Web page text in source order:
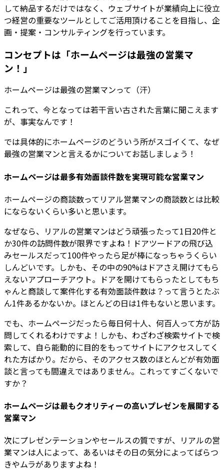
して納品するだけではなく、ウェブサイトが業績向上に役立
つ経営の重要なツールとしてご活用頂けることを目指し、企
画・提案・コンサルティングを行っています。
コンセプトは「ホームページは最強の営業マ
ン！」
ホームページは最強の営業マンって（汗）
これって、今となっては若干言い古された言葉に聞こえます
が、事実なんです！
では具体的にホームページのどういう所がスゴイくて、なぜ
最強の営業マンと言えるかについてお話しましょう！
ホームページは最多有効面談件数を実現可能な営業マン
ホームページの商談数ってリアル営業マンの商談数とは比較
にならないくらい多いと思います。
なぜなら、リアルの営業マンはどう頑張ったって1日20件と
か30件の訪問件数が限界ですよね！ドアツードアの飛び込
みセールスだって100件やったら足が棒になっちゃうくらい
しんどいです。しかも、その中の90%はドアさえ開けてもら
えないアプローチアウト。ドアを開けてもらったとしてもち
ゃんと商談して案件化する有効面談件数は？って言うとたぶ
ん1件あるかないか。ほとんどの日は1件もないと思います。
でも、ホームページだったら毎日何十人、何百人って方が訪
問してくれるわけですよ！しかも、わざわざ検索サイトで検
索して、自ら能動的に目的をもってサイトにアクセスしてく
れた方ばかり。だから、そのアクセス数のほとんどが有効面
談と言っても間違えではありません。これってすごくないで
すか？
ホームページは最もクオリティーの高いプレゼンを展開する
営業マン
次にプレゼンテーションやセールスの質ですが、リアルの営
業マンは人によって、あるいはその日の気分によってばらつ
きやムラがありますよね！